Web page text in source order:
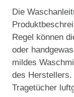
Die
Regel können
oder
mildes
des
Tragetücher